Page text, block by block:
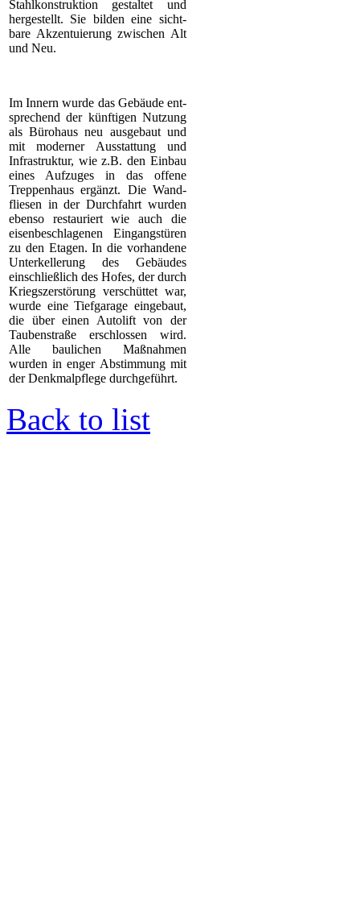
Stahlkonstruktion gestaltet und
hergestellt. Sie bilden eine sicht-
bare Akzentuierung zwischen Alt
und Neu.
Im Innern wurde das Gebäude ent-
sprechend der künftigen Nutzung
als Bürohaus neu ausgebaut und
mit moderner Ausstattung und
Infrastruktur, wie z.B. den Einbau
eines Aufzuges in das offene
Treppenhaus ergänzt. Die Wand-
fliesen in der Durchfahrt wurden
ebenso restauriert wie auch die
eisenbeschlagenen Eingangstüren
zu den Etagen. In die vorhandene
Unterkellerung des Gebäudes
einschließlich des Hofes, der durch
Kriegszerstörung verschüttet war,
wurde eine Tiefgarage eingebaut,
die über einen Autolift von der
Taubenstraße erschlossen wird.
Alle baulichen Maßnahmen
wurden in enger Abstimmung mit
der Denkmalpflege durchgeführt.
Back to list